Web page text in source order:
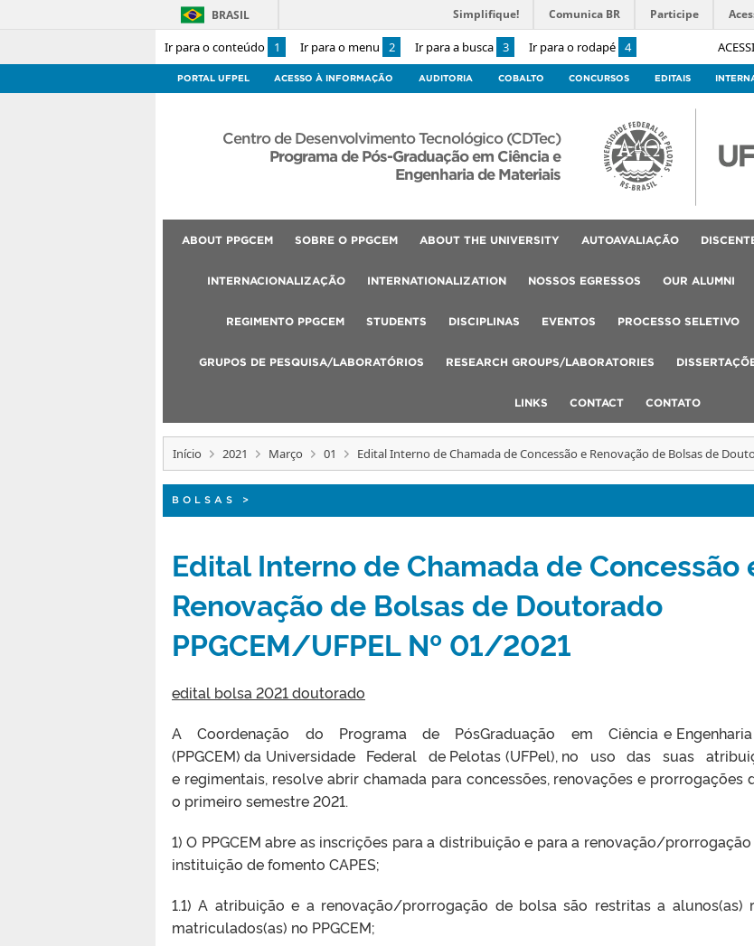
Ir para o conteúdo 1 Ir para o menu 2 Ir para a busca 3 Ir para o rodapé 4
BRASIL Simplifique! Comunica BR Participe
PORTAL UFPEL ACESSO À INFORMAÇÃO AUDITORIA COBALTO CONCURSOS EDITAIS
Centro de Desenvolvimento Tecnológico (CDTec)
Programa de Pós-Graduação em Ciência e
Engenharia de Materiais
ABOUT PPGCEM SOBRE O PPGCEM ABOUT THE UNIVERSITY AUTOAVALIAÇÃO
INTERNACIONALIZAÇÃO INTERNATIONALIZATION NOSSOS EGRESSOS OUR ALUMNI
REGIMENTO PPGCEM STUDENTS DISCIPLINAS EVENTOS PROCESSO SELETIVO
GRUPOS DE PESQUISA/LABORATÓRIOS RESEARCH GROUPS/LABORATORIES
LINKS CONTACT CONTATO
Início 2021 Março 01 Edital Interno de Chamada de Concessão e Renovação de Bolsas de
BOLSAS >
Edital Interno de Chamada de Concessão
Renovação de Bolsas de Doutorado
PPGCEM/UFPEL Nº 01/2021
edital bolsa 2021 doutorado
A Coordenação do Programa de Pós­Graduação em Ciência e Engenharia
(PPGCEM) da Universidade Federal de Pelotas (UFPel), no uso das suas
e regimentais, resolve abrir chamada para concessões, renovações e prorrogações
o primeiro semestre 2021.
1) O PPGCEM abre as inscrições para a distribuição e para a renovação/
instituição de fomento CAPES;
1.1) A atribuição e a renovação/prorrogação de bolsa são restritas a alunos(as)
matriculados(as) no PPGCEM;